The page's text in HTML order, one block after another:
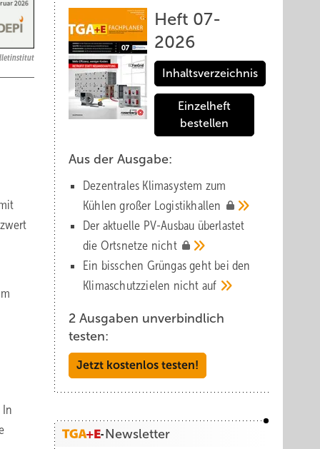
In
Heft 07-
2026
Inhaltsverzeichnis
Einzelheft
bestellen
Aus der Ausgabe:
Dezentrales Klimasystem zum
Kühlen großer Logistik­hallen
Der aktuelle PV-Ausbau über­lastet
die Orts­netze nicht
Ein bisschen Grüngas geht bei den
Klima­schutz­zielen nicht auf
2 Ausgaben unverbindlich
testen:
Jetzt kostenlos testen!
Newsletter